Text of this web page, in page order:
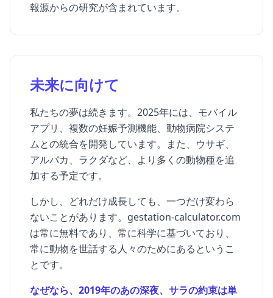
報源からの研究が含まれています。
未来に向けて
私たちの夢は続きます。2025年には、モバイル
アプリ、複数の妊娠予測機能、動物病院システ
ムとの統合を開発しています。また、ウサギ、
アルパカ、ラクダなど、より多くの動物種を追
加する予定です。
しかし、どれだけ成長しても、一つだけ変わら
ないことがあります。gestation-calculator.com
は常に無料であり、常に科学に基づいており、
常に動物を世話する人々のためにあるというこ
とです。
なぜなら、2019年のあの深夜、サラの約束は単